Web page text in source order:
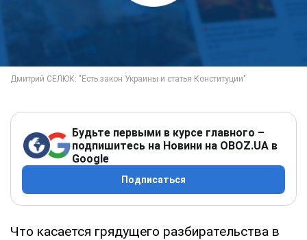
Будьте первыми в курсе главного –
подпишитесь на Новини на OBOZ.UA в
Google
Подписаться
Что касается грядущего разбирательства в